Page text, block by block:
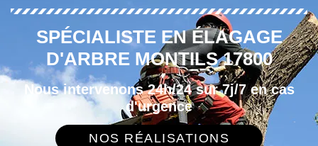
SPÉCIALISTE EN ÉLAGAGE
D'ARBRE MONTILS 17800
Nous intervenons 24h/24 sur 7j/7 en cas
d'urgence
NOS RÉALISATIONS